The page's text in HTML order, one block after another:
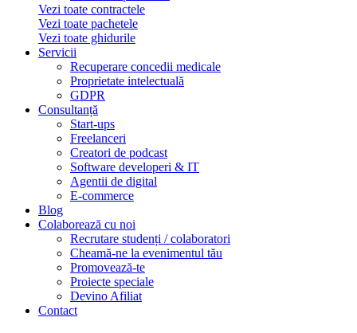
Vezi toate contractele
Vezi toate pachetele
Vezi toate ghidurile
Servicii
Recuperare concedii medicale
Proprietate intelectuală
GDPR
Consultanță
Start-ups
Freelanceri
Creatori de podcast
Software developeri & IT
Agentii de digital
E-commerce
Blog
Colaborează cu noi
Recrutare studenți / colaboratori
Cheamă-ne la evenimentul tău
Promovează-te
Proiecte speciale
Devino Afiliat
Contact